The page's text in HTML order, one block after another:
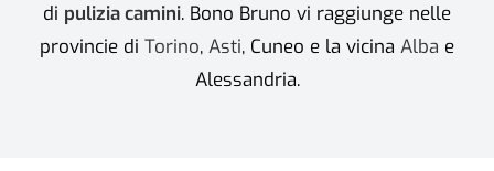
di pulizia camini. Bono Bruno vi raggiunge nelle
provincie di Torino, Asti, Cuneo e la vicina Alba e
Alessandria.